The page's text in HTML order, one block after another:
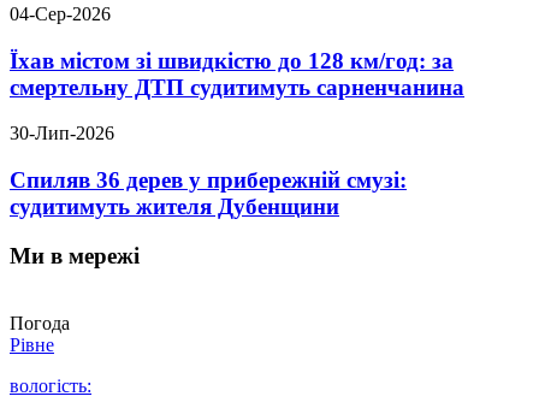
04-Сер-2026
Їхав містом зі швидкістю до 128 км/год: за
смертельну ДТП судитимуть сарненчанина
30-Лип-2026
Спиляв 36 дерев у прибережній смузі:
судитимуть жителя Дубенщини
Ми в мережі
Погода
Рівне
вологість: